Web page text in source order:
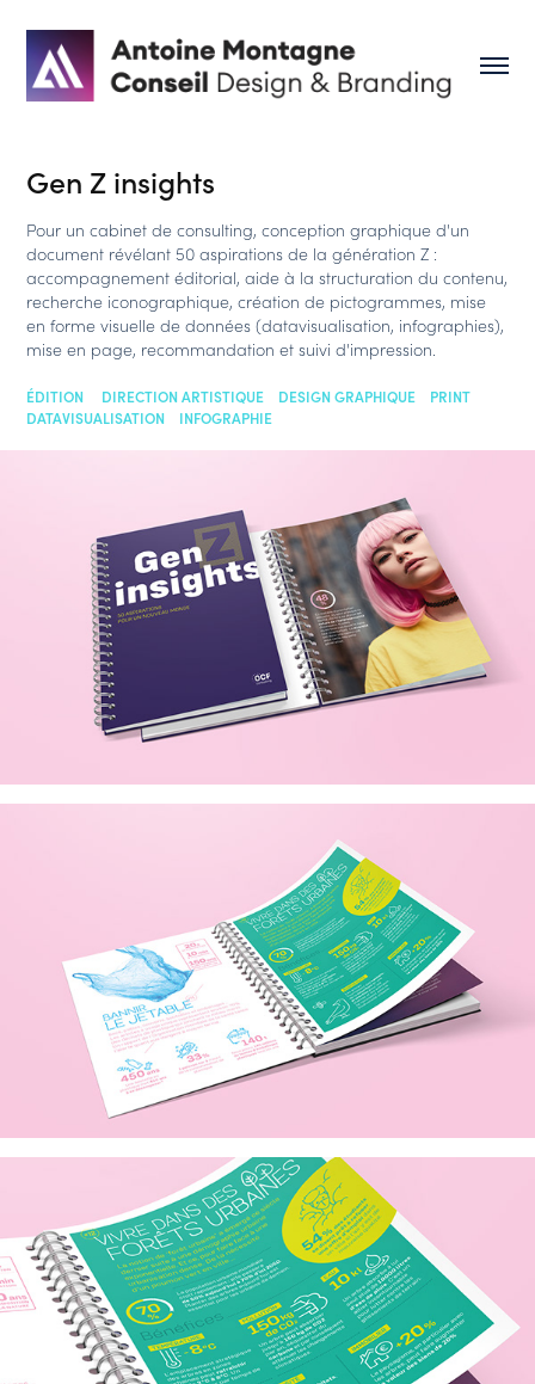
Gen Z insights
Pour un cabinet de consulting, conception graphique d'un
document révélant 50 aspirations de la génération Z :
accompagnement éditorial, aide à la structuration du contenu,
recherche iconographique, création de pictogrammes, mise
en forme visuelle de données (datavisualisation, infographies),
mise en page, recommandation et suivi d'impression.
ÉDITION     DIRECTION ARTISTIQUE    DESIGN GRAPHIQUE    PRINT
DATAVISUALISATION    INFOGRAPHIE